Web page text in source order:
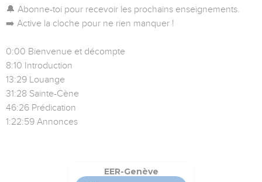
🔔 Abonne-toi pour recevoir les prochains enseignements.
➡️ Active la cloche pour ne rien manquer !
0:00 Bienvenue et décompte
8:10 Introduction
13:29 Louange
31:28 Sainte-Cène
46:26 Prédication
1:22:59 Annonces
EER-Genève